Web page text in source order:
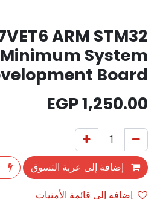
ARM STM32
Minimum System
Board
1,250.00
إضافة إلى عربة التسوق
إضافة إلى قائمة الأمنيات